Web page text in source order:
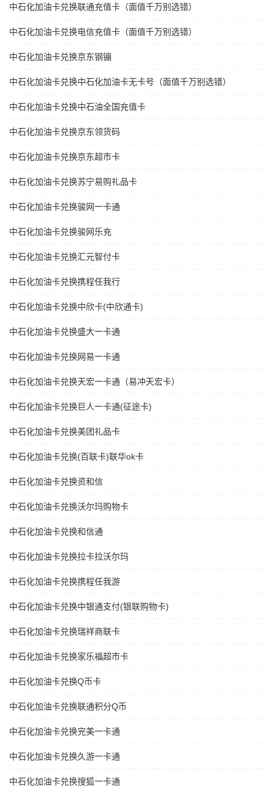
中石化加油卡兑换联通充值卡（面值千万别选错）
中石化加油卡兑换电信充值卡（面值千万别选错）
中石化加油卡兑换京东钢镚
中石化加油卡兑换中石化加油卡无卡号（面值千万别选错）
中石化加油卡兑换中石油全国充值卡
中石化加油卡兑换京东领货码
中石化加油卡兑换京东超市卡
中石化加油卡兑换苏宁易购礼品卡
中石化加油卡兑换骏网一卡通
中石化加油卡兑换骏网乐充
中石化加油卡兑换汇元智付卡
中石化加油卡兑换携程任我行
中石化加油卡兑换中欣卡(中欣通卡)
中石化加油卡兑换盛大一卡通
中石化加油卡兑换网易一卡通
中石化加油卡兑换天宏一卡通（易冲天宏卡）
中石化加油卡兑换巨人一卡通(征途卡)
中石化加油卡兑换美团礼品卡
中石化加油卡兑换(百联卡)联华ok卡
中石化加油卡兑换资和信
中石化加油卡兑换沃尔玛购物卡
中石化加油卡兑换和信通
中石化加油卡兑换拉卡拉沃尔玛
中石化加油卡兑换携程任我游
中石化加油卡兑换中银通支付(银联购物卡)
中石化加油卡兑换瑞祥商联卡
中石化加油卡兑换家乐福超市卡
中石化加油卡兑换Q币卡
中石化加油卡兑换联通积分Q币
中石化加油卡兑换完美一卡通
中石化加油卡兑换久游一卡通
中石化加油卡兑换搜狐一卡通